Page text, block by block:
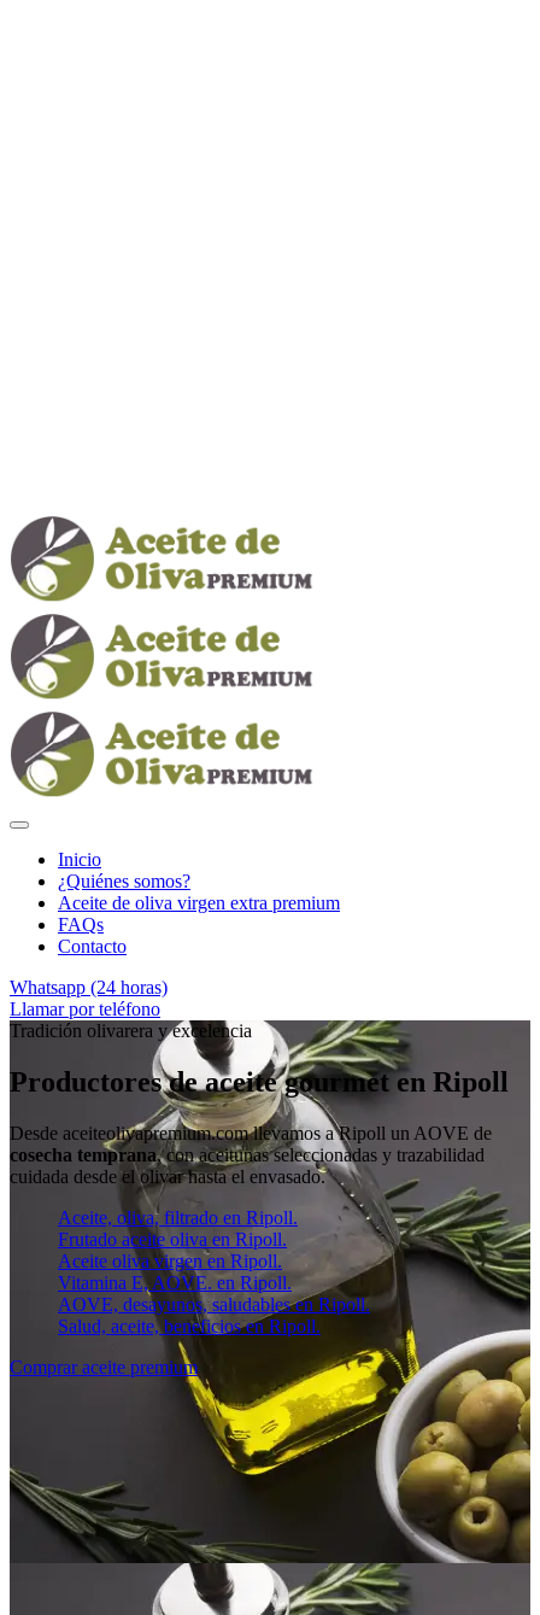
Inicio
¿Quiénes somos?
Aceite de oliva virgen extra premium
FAQs
Contacto
Whatsapp (24 horas)
Llamar por teléfono
Tradición olivarera y excelencia
Productores de aceite gourmet en Ripoll
Desde aceiteolivapremium.com llevamos a Ripoll un AOVE de
cosecha temprana, con aceitunas seleccionadas y trazabilidad
cuidada desde el olivar hasta el envasado.
Aceite, oliva, filtrado en Ripoll.
Frutado aceite oliva en Ripoll.
Aceite oliva virgen en Ripoll.
Vitamina E, AOVE. en Ripoll.
AOVE, desayunos, saludables en Ripoll.
Salud, aceite, beneficios en Ripoll.
Comprar aceite premium